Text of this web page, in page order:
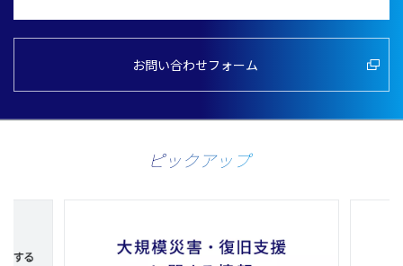
お問い合わせフォーム
ピックアップ